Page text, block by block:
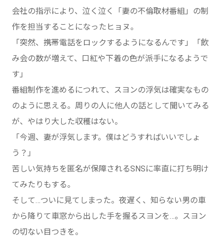
会社の指示により、泣く泣く「妻の不倫取材番組」の制
作を担当することになったヒョヌ。
「突然、携帯電話をロックするようになるんです」「飲
み会の数が増えて、口紅や下着の色が派手になるようで
す」
番組制作を進めるにつれて、スヨンの浮気は確実なもの
のように思える。周りの人に他人の話として聞いてみる
が、やはり大した収穫はない。
「今週、妻が浮気します。僕はどうすればいいでしょ
う？」
苦しい気持ちを匿名が保障されるSNSに率直に打ち明け
てみたりもする。
そして…ついに見てしまった。夜遅く、知らない男の車
から降りて車窓から出した手を握るスヨンを…。スヨン
の切ない目つきを。